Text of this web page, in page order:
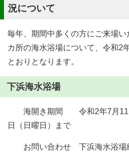
況について
毎年、期間中多くの方にご来場
カ所の海水浴場について、令和2
とおりとなります。
下浜海水浴場
海開き期間 令和2年7月11日
日（日曜日）まで
お問い合わせ 下浜海水浴場